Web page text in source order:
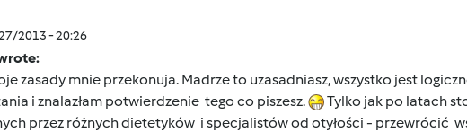
2013 - 20:26
zasady mnie przekonuja. Madrze to uzasadniasz, wszystko jest
i znalazłam potwierdzenie tego co piszesz.
Tylko jak po latach
przez różnych dietetyków i specjalistów od otyłości - przewrócić